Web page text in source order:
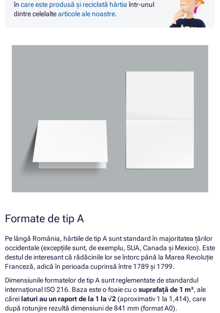
în care este produsă și reciclată hârtia într-unul
dintre celelaltearticole ale noastre.
Formate de tip A
Pe lângă România, hârtiile de tip A sunt standard în majoritatea țărilor
occidentale (excepțiile sunt, de exemplu, SUA, Canada și Mexico). Este
destul de interesant că rădăcinile lor se întorc până la Marea Revoluție
Franceză, adică în perioada cuprinsă între 1789 și 1799.
Dimensiunile formatelor de tip A sunt reglementate de standardul
internațional ISO 216. Baza este o foaie cu osuprafață de 1 m², ale
cărei laturi au un raport de la 1 la √2(aproximativ 1 la 1,414), care
după rotunjire rezultă dimensiuni de 841 mm (format A0).